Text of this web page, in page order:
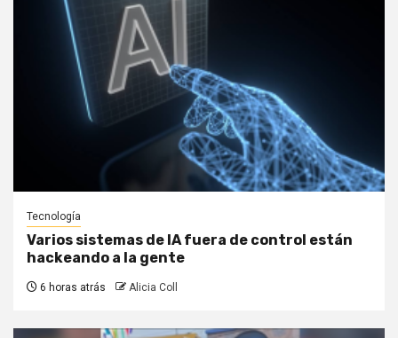
Tecnología
Varios sistemas de IA fuera de control están
hackeando a la gente
6 horas atrás Alicia Coll